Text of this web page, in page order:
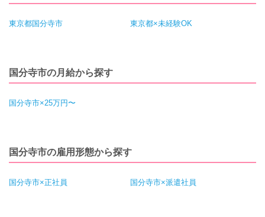
東京都国分寺市 東京都×未経験OK
国分寺市の月給から探す
国分寺市×25万円〜
国分寺市の雇用形態から探す
国分寺市×正社員 国分寺市×派遣社員